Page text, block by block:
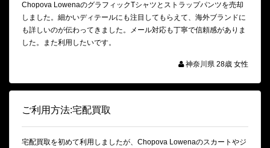
Chopova LowenaのグラフィックTシャツとストラップパンツを売却
しました。細かいディテールにも注目してもらえて、海外ブランドに
も詳しいのが伝わってきました。メール対応も丁寧で信頼感がありま
した。また利用したいです。
神奈川県 28歳 女性
ご利用方法:宅配買取
宅配買取を初めて利用しましたが、Chopova Lowenaのスカートやジ